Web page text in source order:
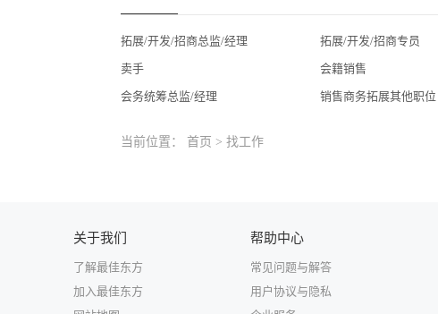
拓展/开发/招商总监/经理 拓展/开发/招商专员
卖手 会籍销售
会务统筹总监/经理 销售商务拓展其他职位
当前位置： 首页 > 找工作
关于我们
了解最佳东方
加入最佳东方
帮助中心
常见问题与解答
用户协议与隐私